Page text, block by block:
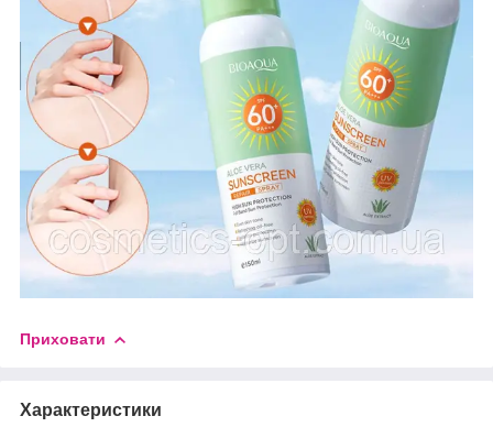
Приховати
Характеристики